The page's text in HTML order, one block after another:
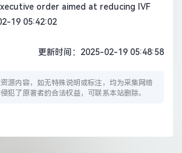
order aimed at reducing IVF
19 05:42:02
更新时间：2025-02-19 05:48:58
源内容，如无特殊说明或标注，均为采集网络
犯了原著者的合法权益，可联系本站删除。